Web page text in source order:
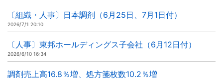
〔組織・人事〕日本調剤（6月25日、7月1日付）
2026/7/1 20:10
〔人事〕東邦ホールディングス子会社（6月12日付）
2026/6/10 16:34
調剤売上高16.8％増、処方箋枚数10.2％増